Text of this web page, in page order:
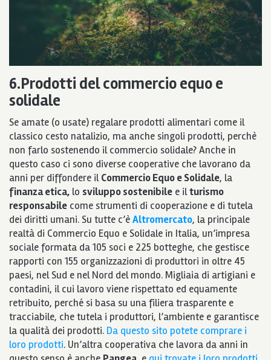
6.Prodotti del commercio equo e
solidale
Se amate (o usate) regalare prodotti alimentari come il
classico cesto natalizio, ma anche singoli prodotti, perchè
non farlo sostenendo il commercio solidale? Anche in
questo caso ci sono diverse cooperative che lavorano da
anni per diffondere ilCommercio Equo e Solidale, la
finanza etica, lo sviluppo sostenibile e ilturismo
responsabile come strumenti di cooperazione e di tutela
dei diritti umani. Su tutte c’èAltromercato, la principale
realtà di Commercio Equo e Solidale in Italia, un’impresa
sociale formata da 105 soci e 225 botteghe, che gestisce
rapporti con 155 organizzazioni di produttori in oltre 45
paesi, nel Sud e nel Nord del mondo. Migliaia di artigiani e
contadini, il cui lavoro viene rispettato ed equamente
retribuito, perché si basa su una filiera trasparente e
tracciabile, che tutela i produttori, l’ambiente e garantisce
la qualità dei prodotti. Da questo sito potete comprare i
loro prodotti. Un’altra cooperativa che lavora da anni in